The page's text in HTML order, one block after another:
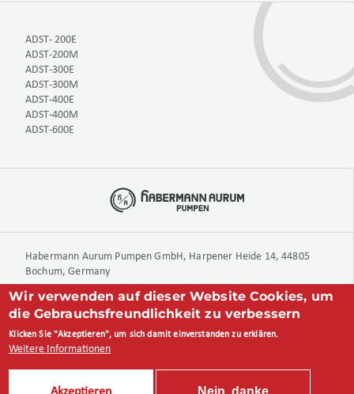
ADST- 200E
ADST-200M
ADST-300E
ADST-300M
ADST-400E
ADST-400M
ADST-600E
Habermann Aurum Pumpen GmbH, Harpener Heide 14, 44805
Bochum, Germany
+49 234 893 570 0
info@aurumpumpen.de
Wir verwenden auf dieser Website Cookies, um
die Gebrauchsfreundlichkeit zu verbessern
Klicken Sie "Akzeptieren", um sich damit einverstanden zu erklären.
Weitere Informationen
Nein, danke